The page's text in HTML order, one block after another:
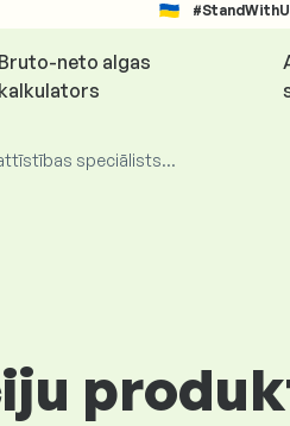
Bruto-neto algas
kalkulators
speciālists...